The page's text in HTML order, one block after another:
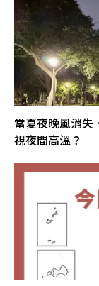
當夏夜晚風消失
視夜間高溫？